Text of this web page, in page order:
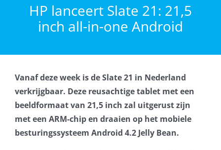
Netwerkbeheer
Cloud Computing
VOIP
Microsoft NCE
HP lanceert Slate 21: 21,5
inch all-in-one Android
Vanaf deze week is de Slate 21 in Nederland
verkrijgbaar. Deze reusachtige tablet met een
beeldformaat van 21,5 inch zal uitgerust zijn
met een ARM-chip en draaien op het mobiele
besturingssysteem Android 4.2 Jelly Bean.